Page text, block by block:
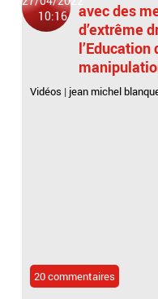
10:16
avec des
d’extrême
Vidéos | jean michel
20 commentaires